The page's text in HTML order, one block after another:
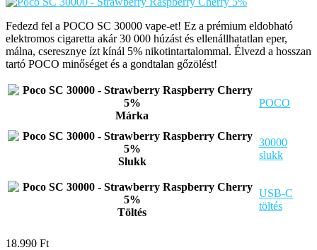
Fedezd fel a POCO SC 30000 vape-et! Ez a prémium eldobható
elektromos cigaretta akár 30 000 húzást és ellenállhatatlan eper,
málna, cseresznye ízt kínál 5% nikotintartalommal. Élvezd a hosszan
tartó POCO minőséget és a gondtalan gőzölést!
Márka
POCO
Slukk
30000
slukk
Töltés
USB-C
töltés
18.990 Ft